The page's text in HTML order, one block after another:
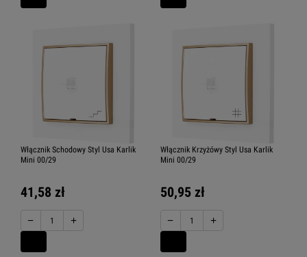
Włącznik Schodowy Styl Usa Karlik
Mini 00/29
41,58 zł
− +
Włącznik Krzyżówy Styl Usa Karlik
Mini 00/29
50,95 zł
− +